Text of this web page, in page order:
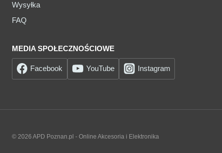
Wysyłka
FAQ
MEDIA SPOŁECZNOŚCIOWE
Facebook YouTube Instagram
© 2026 APD Poznan.pl - Online Akcesoria i Elektronika